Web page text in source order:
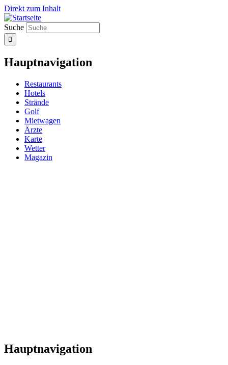
Direkt zum Inhalt
Suche
Hauptnavigation
Restaurants
Hotels
Strände
Golf
Mietwagen
Ärzte
Karte
Wetter
Magazin
Hauptnavigation